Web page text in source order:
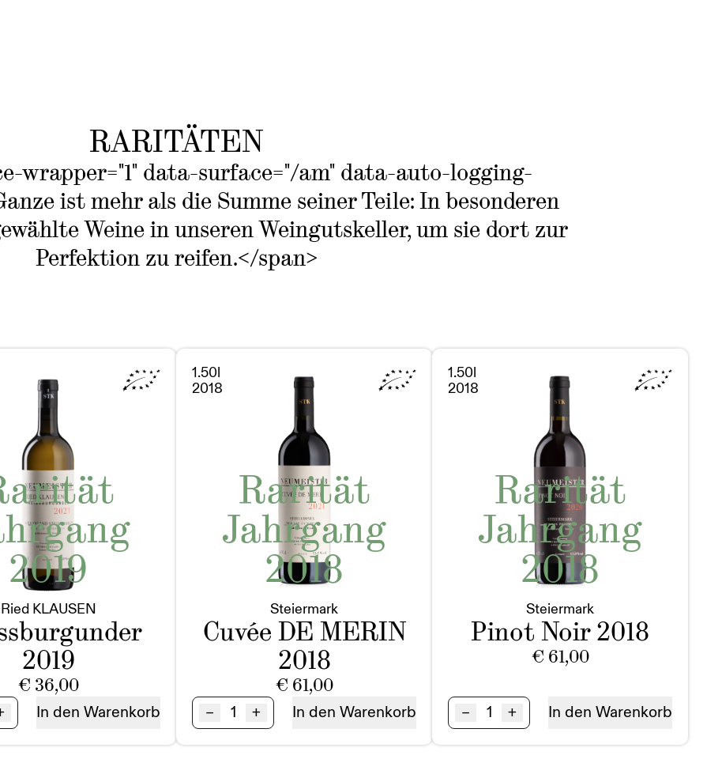
RARITÄTEN
wrapper="1" data-surface="/am" data-auto-logging-
ist mehr als die Summe seiner Teile: In besonderen
Weine in unseren Weingutskeller, um sie dort zur
Perfektion zu reifen.</span>
2019
Ried KLAUSEN
2019
€ 36,00
In den Warenkorb
Rarität
Jahrgang
2018
1.50l
2018
Steiermark
Cuvée DE MERIN
2018
€ 61,00
–
Cuvée
DE
MERIN
+ In den Warenkorb
Rarität
Jahrgang
2018
1.50l
2018
Steiermark
Pinot Noir 2018
€ 61,00
–
Pinot
Noir
BIO
+ In den Warenkorb